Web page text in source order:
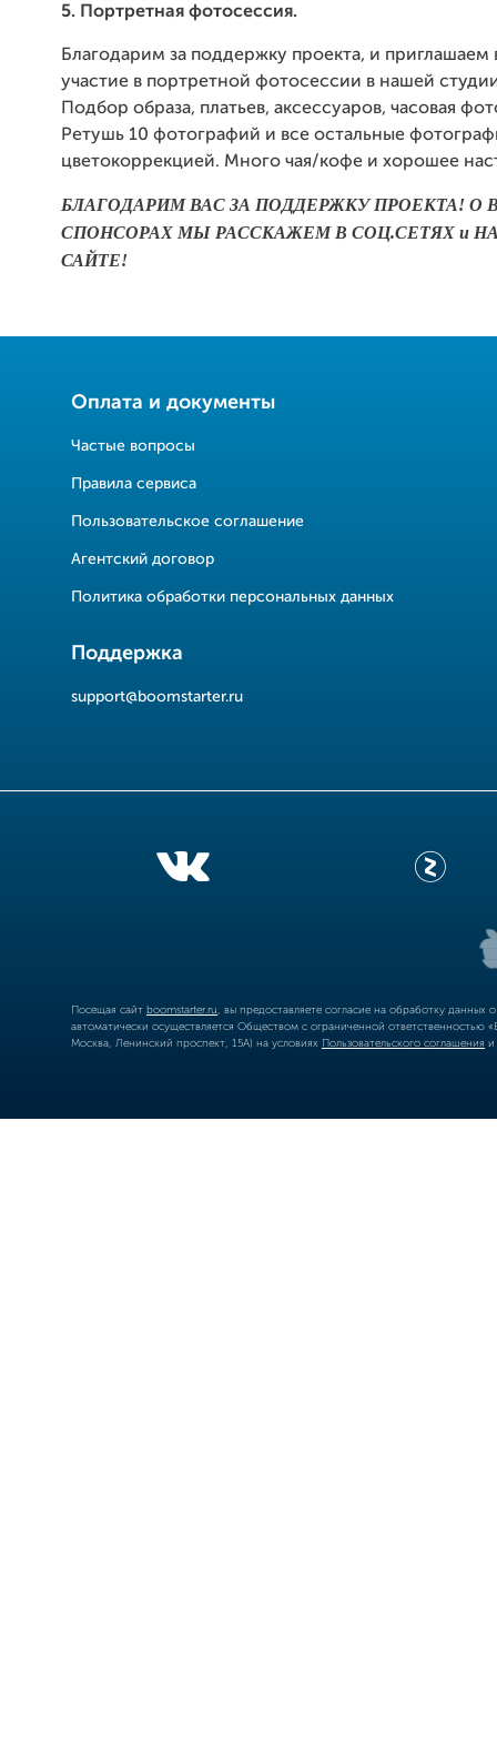
5. Портретная фотосессия.
Благодарим за поддержку проекта, и приглашаем
участие в портретной фотосессии в нашей
Подбор образа, платьев, аксессуаров, часовая
Ретушь 10 фотографий и все остальные
цветокоррекцией. Много чая/кофе и хорошее
БЛАГОДАРИМ ВАС ЗА ПОДДЕРЖКУ ПРОЕКТА! О
СПОНСОРАХ МЫ РАССКАЖЕМ В СОЦ.СЕТЯХ и
САЙТЕ!
Оплата и документы
Частые вопросы
Правила сервиса
Пользовательское соглашение
Агентский договор
Политика обработки персональных данных
Поддержка
support@boomstarter.ru
Посещая сайт boomstarter.ru , вы предоставляете согласие на обработку
автоматически осуществляется Обществом с ограниченной
Москва, Ленинский проспект, 15А) на условиях Пользовательского соглашения и